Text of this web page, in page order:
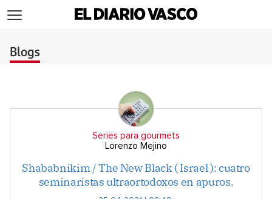
Blogs
Series para gourmets
Lorenzo Mejino
Shababnikim / The New Black ( Israel ): cuatro
seminaristas ultraortodoxos en apuros.